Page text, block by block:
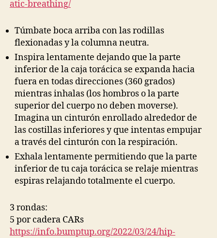
atic-breathing/
Túmbate boca arriba con las rodillas
flexionadas y la columna neutra.
Inspira lentamente dejando que la parte
inferior de la caja torácica se expanda hacia
fuera en todas direcciones (360 grados)
mientras inhalas (los hombros o la parte
superior del cuerpo no deben moverse).
Imagina un cinturón enrollado alrededor de
las costillas inferiores y que intentas empujar
a través del cinturón con la respiración.
Exhala lentamente permitiendo que la parte
inferior de tu caja torácica se relaje mientras
espiras relajando totalmente el cuerpo.
3 rondas:
5 por cadera CARs
https://info.bumptup.org/2022/03/24/hip-